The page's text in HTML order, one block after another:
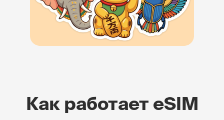
Как работает eSIM